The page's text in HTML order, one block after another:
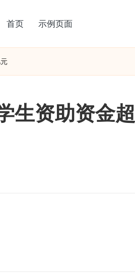
首页 示例页面
生资助资金